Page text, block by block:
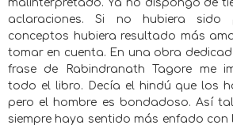
malinterpretado. Ya no dispongo de
aclaraciones. Si no hubiera sido
conceptos hubiera resultado más
tomar en cuenta. En una obra
frase de Rabindranath Tagore me
todo el libro. Decía el hindú que los
pero el hombre es bondadoso. Así
siempre haya sentido más enfado